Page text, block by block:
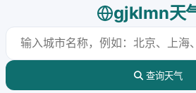
gjklmn天
查询天气